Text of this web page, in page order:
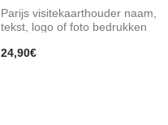
Parijs visitekaarthouder naam,
tekst, logo of foto bedrukken
24,90€